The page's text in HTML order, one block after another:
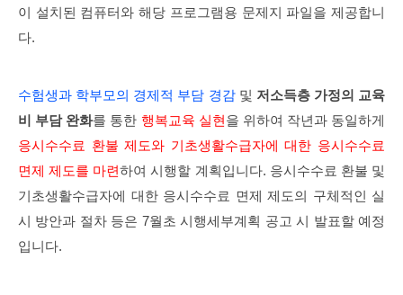
이 설치된 컴퓨터와 해당 프로그램용 문제지 파일을 제공합니
다.
수험생과 학부모의 경제적 부담 경감및 저소득층 가정의 교육
비 부담 완화를 통한 행복교육 실현을 위하여 작년과 동일하게
응시수수료 환불 제도와 기초생활수급자에 대한 응시수수료
면제 제도를 마련하여 시행할 계획입니다. 응시수수료 환불 및
기초생활수급자에 대한 응시수수료 면제 제도의 구체적인 실
시 방안과 절차 등은 7월초 시행세부계획 공고 시 발표할 예정
입니다.